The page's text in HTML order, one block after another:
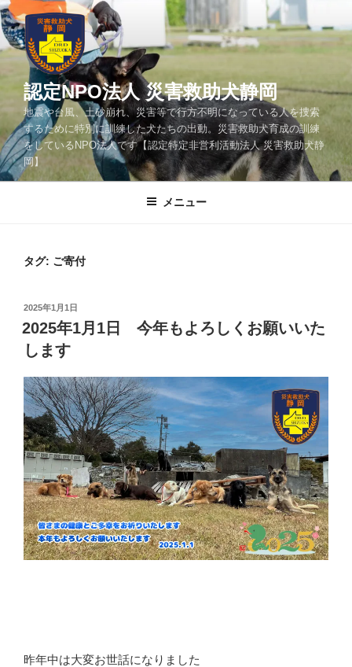
コ
ン
テ
ン
キ
ッ
プ
認定NPO法人 災害救助犬静岡
地震や台風、土砂崩れ、災害等で行方不明になっている人を捜索
するために特別に訓練した犬たちの出動。災害救助犬育成の訓練
をしているNPO法人です【認定特定非営利活動法人 災害救助犬静
岡】
メニュー
タグ: ご寄付
投
稿
日:
2025年1月1日
2025年1月1日 今年もよろしくお願いいた
します
昨年中は大変お世話になりました